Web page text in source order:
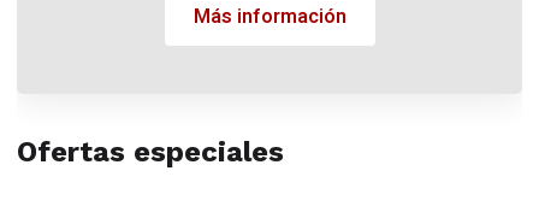
Más información
Ofertas especiales